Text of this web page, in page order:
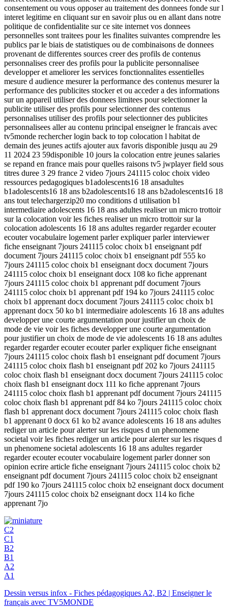
consentement ou vous opposer au traitement des donnees fonde sur l
interet legitime en cliquant sur en savoir plus ou en allant dans notre
politique de confidentialite sur ce site internet vos donnees
personnelles sont traitees pour les finalites suivantes comprendre les
publics par le biais de statistiques ou de combinaisons de donnees
provenant de differentes sources creer des profils de contenus
personnalises creer des profils pour la publicite personnalisee
developper et ameliorer les services fonctionnalites essentielles
mesure d audience mesurer la performance des contenus mesurer la
performance des publicites stocker et ou acceder a des informations
sur un appareil utiliser des donnees limitees pour selectionner la
publicite utiliser des profils pour selectionner des contenus
personnalises utiliser des profils pour selectionner des publicites
personnalisees aller au contenu principal enseigner le francais avec
tv5monde rechercher login back to top colocation l habitat de
demain des jeunes actifs ajouter aux favoris disponible jusqu au 29
11 2024 23 59disponible 10 jours la colocation entre jeunes salaries
se repand en france mais pour quelles raisons tv5 jwplayer field sous
titres duree 3 29 france 2 video 7jours 241115 coloc choix video
ressources pedagogiques b1adolescents16 18 ansadultes
b1adolescents16 18 ans b2adolescents16 18 ans b2adolescents16 18
ans tout telechargerzip20 mo conditions d utilisation b1
intermediaire adolescents 16 18 ans adultes realiser un micro trottoir
sur la colocation voir les fiches realiser un micro trottoir sur la
colocation adolescents 16 18 ans adultes regarder regarder ecouter
ecouter vocabulaire logement parler expliquer parler interviewer
fiche enseignant 7jours 241115 coloc choix b1 enseignant pdf
document 7jours 241115 coloc choix b1 enseignant pdf 555 ko
7jours 241115 coloc choix b1 enseignant docx document 7jours
241115 coloc choix b1 enseignant docx 108 ko fiche apprenant
7jours 241115 coloc choix b1 apprenant pdf document 7jours
241115 coloc choix b1 apprenant pdf 194 ko 7jours 241115 coloc
choix b1 apprenant docx document 7jours 241115 coloc choix b1
apprenant docx 50 ko b1 intermediaire adolescents 16 18 ans adultes
developper une courte argumentation pour justifier un choix de
mode de vie voir les fiches developper une courte argumentation
pour justifier un choix de mode de vie adolescents 16 18 ans adultes
regarder regarder ecouter ecouter parler expliquer fiche enseignant
7jours 241115 coloc choix flash b1 enseignant pdf document 7jours
241115 coloc choix flash b1 enseignant pdf 202 ko 7jours 241115
coloc choix flash b1 enseignant docx document 7jours 241115 coloc
choix flash b1 enseignant docx 111 ko fiche apprenant 7jours
241115 coloc choix flash b1 apprenant pdf document 7jours 241115
coloc choix flash b1 apprenant pdf 84 ko 7jours 241115 coloc choix
flash b1 apprenant docx document 7jours 241115 coloc choix flash
b1 apprenant 0 docx 61 ko b2 avance adolescents 16 18 ans adultes
rediger un article pour alerter sur les risques d un phenomene
societal voir les fiches rediger un article pour alerter sur les risques d
un phenomene societal adolescents 16 18 ans adultes regarder
regarder ecouter ecouter vocabulaire logement parler donner son
opinion ecrire article fiche enseignant 7jours 241115 coloc choix b2
enseignant pdf document 7jours 241115 coloc choix b2 enseignant
pdf 190 ko 7jours 241115 coloc choix b2 enseignant docx document
7jours 241115 coloc choix b2 enseignant docx 114 ko fiche
apprenant 7jo
C2
C1
B2
B1
A2
A1
Dessin versus infox - Fiches pédagogiques A2, B2 | Enseigner le
français avec TV5MONDE